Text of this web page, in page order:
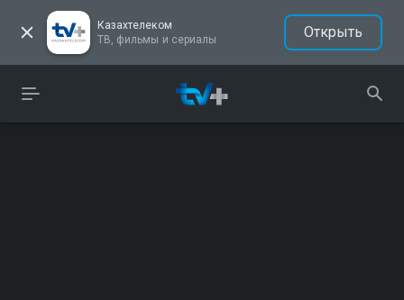
Казахтелеком
ТВ, фильмы и сериалы
Открыть